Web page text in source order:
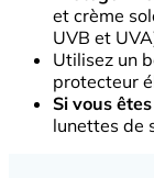
et crème
UVB et
Utilisez un
protecteur
Si vous
lunettes de